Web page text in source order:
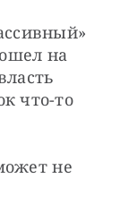
на
что-то
не